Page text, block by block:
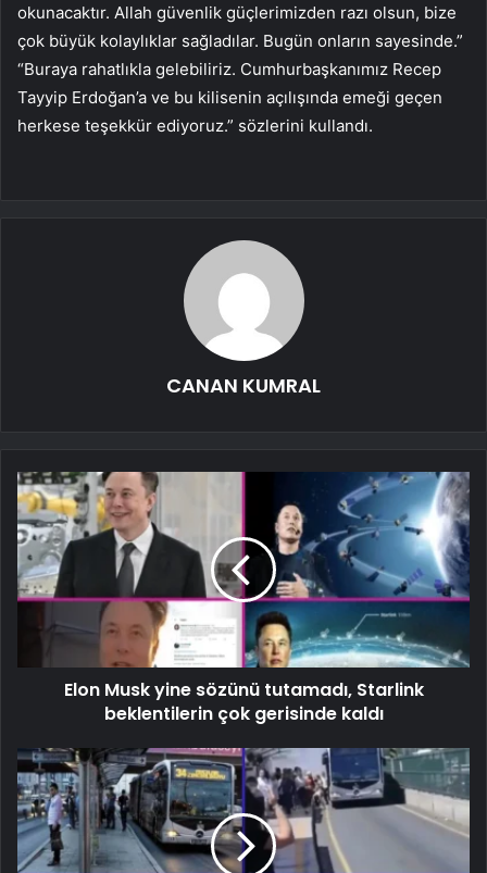
okunacaktır. Allah güvenlik güçlerimizden razı olsun, bize
çok büyük kolaylıklar sağladılar. Bugün onların sayesinde.”
“Buraya rahatlıkla gelebiliriz. Cumhurbaşkanımız Recep
Tayyip Erdoğan’a ve bu kilisenin açılışında emeği geçen
herkese teşekkür ediyoruz.” sözlerini kullandı.
CANAN KUMRAL
Elon Musk yine sözünü tutamadı, Starlink
beklentilerin çok gerisinde kaldı